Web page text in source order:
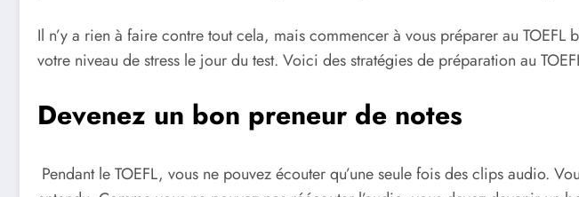
Il n’y a rien à faire contre tout cela, mais commencer à vous préparer au
votre niveau de stress le jour du test. Voici des stratégies de préparation au
Devenez un bon preneur de notes
Pendant le TOEFL, vous ne pouvez écouter qu’une seule fois des clips audio.